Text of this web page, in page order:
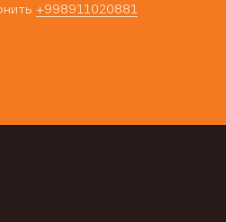
+998911020881